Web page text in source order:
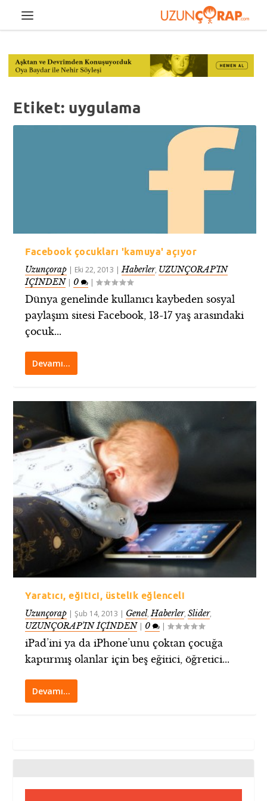
Etiket: uygulama
Facebook çocukları 'kamuya' açıyor
Uzunçorap | Eki 22, 2013 |Haberler, UZUNÇORAP’IN
İÇİNDEN| 0 |
Dünya genelinde kullanıcı kaybeden sosyal
paylaşım sitesi Facebook, 13-17 yaş arasındaki
çocuk...
Devamı…
Yaratıcı, eğitici, üstelik eğlenceli
Uzunçorap |Şub 14, 2013 | Genel,Haberler,Slider,
UZUNÇORAP’IN İÇİNDEN| 0 |
iPad’ini ya da iPhone’unu çoktan çocuğa
kaptırmış olanlar için beş eğitici, öğretici...
Devamı…